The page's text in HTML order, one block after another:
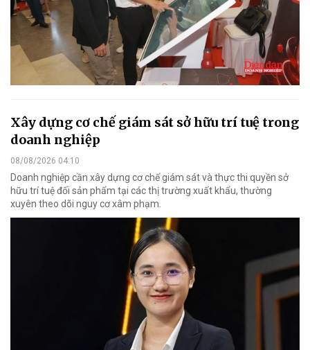
Xây dựng cơ chế giám sát sở hữu trí tuệ trong
doanh nghiệp
08/08/2026 04:10
Doanh nghiệp cần xây dựng cơ chế giám sát và thực thi quyền sở
hữu trí tuệ đối sản phẩm tại các thị trường xuất khẩu, thường
xuyên theo dõi nguy cơ xâm phạm.